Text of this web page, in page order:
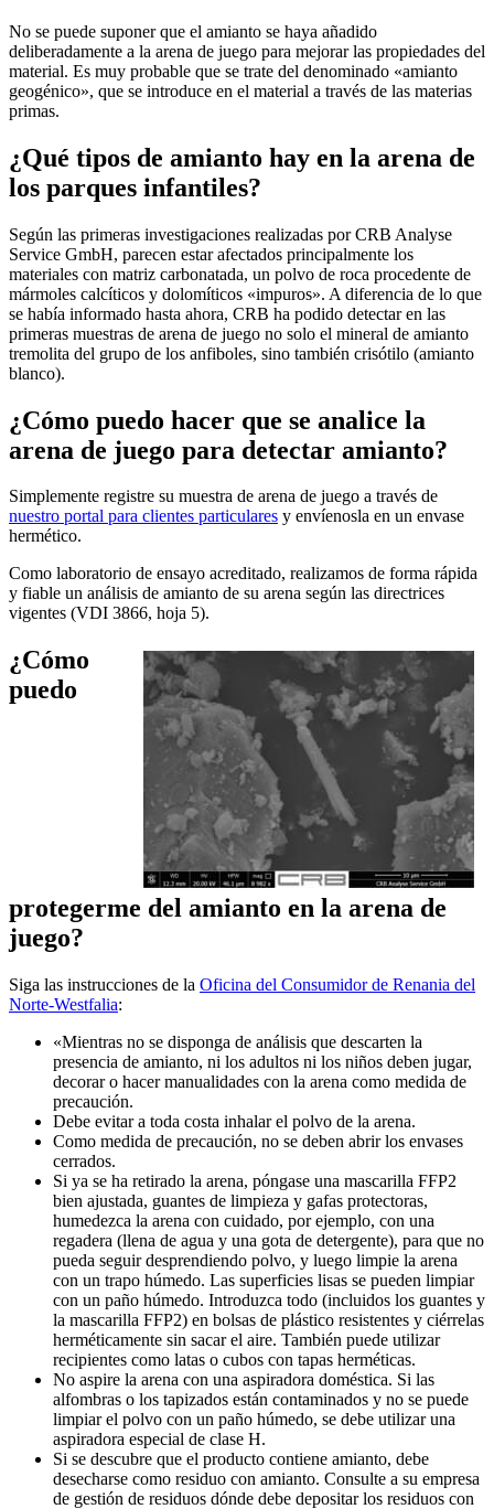
No se puede suponer que el amianto se haya añadido
deliberadamente a la arena de juego para mejorar las propiedades del
material. Es muy probable que se trate del denominado «amianto
geogénico», que se introduce en el material a través de las materias
primas.
¿Qué tipos de amianto hay en la arena de
los parques infantiles?
Según las primeras investigaciones realizadas por CRB Analyse
Service GmbH, parecen estar afectados principalmente los
materiales con matriz carbonatada, un polvo de roca procedente de
mármoles calcíticos y dolomíticos «impuros». A diferencia de lo que
se había informado hasta ahora, CRB ha podido detectar en las
primeras muestras de arena de juego no solo el mineral de amianto
tremolita del grupo de los anfiboles, sino también crisótilo (amianto
blanco).
¿Cómo puedo hacer que se analice la
arena de juego para detectar amianto?
Simplemente registre su muestra de arena de juego a través de
nuestro portal para clientes particulares y envíenosla en un envase
hermético.
Como laboratorio de ensayo acreditado, realizamos de forma rápida
y fiable un análisis de amianto de su arena según las directrices
vigentes (VDI 3866, hoja 5).
¿Cómo
puedo
protegerme del amianto en la arena de
juego?
Siga las instrucciones de la Oficina del Consumidor de Renania del
Norte-Westfalia:
«Mientras no se disponga de análisis que descarten la
presencia de amianto, ni los adultos ni los niños deben jugar,
decorar o hacer manualidades con la arena como medida de
precaución.
Debe evitar a toda costa inhalar el polvo de la arena.
Como medida de precaución, no se deben abrir los envases
cerrados.
Si ya se ha retirado la arena, póngase una mascarilla FFP2
bien ajustada, guantes de limpieza y gafas protectoras,
humedezca la arena con cuidado, por ejemplo, con una
regadera (llena de agua y una gota de detergente), para que no
pueda seguir desprendiendo polvo, y luego limpie la arena
con un trapo húmedo. Las superficies lisas se pueden limpiar
con un paño húmedo. Introduzca todo (incluidos los guantes y
la mascarilla FFP2) en bolsas de plástico resistentes y ciérrelas
herméticamente sin sacar el aire. También puede utilizar
recipientes como latas o cubos con tapas herméticas.
No aspire la arena con una aspiradora doméstica. Si las
alfombras o los tapizados están contaminados y no se puede
limpiar el polvo con un paño húmedo, se debe utilizar una
aspiradora especial de clase H.
Si se descubre que el producto contiene amianto, debe
desecharse como residuo con amianto. Consulte a su empresa
de gestión de residuos dónde debe depositar los residuos con